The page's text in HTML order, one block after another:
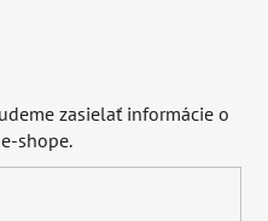
zasielať informácie o
shope.